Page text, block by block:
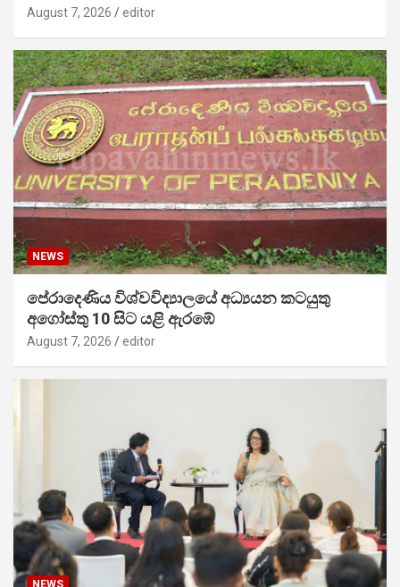
August 7, 2026 editor
NEWS
පේරාදෙණිය විශ්වවිද්‍යාලයේ අධ්‍යයන කටයුතු
අගෝස්තු 10 සිට යළි ඇරඹේ
August 7, 2026 editor